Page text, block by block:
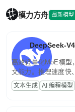
模力方舟 最新模型
DeepSeek-
高效轻量化MoE模型
文能力。推理速度快
高并发、轻量化任务
文案处理等普惠刚需
文本生成 AI 编程模型